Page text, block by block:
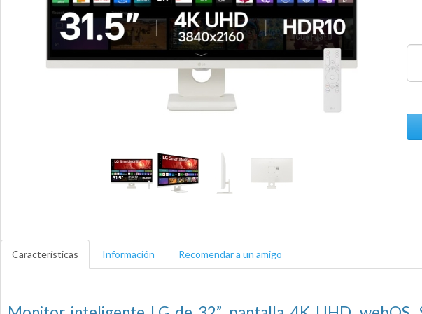
Características Información Recomendar a un amigo